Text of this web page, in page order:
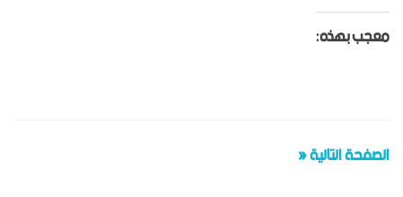
معجب بهذه:
الصفحة التالية «